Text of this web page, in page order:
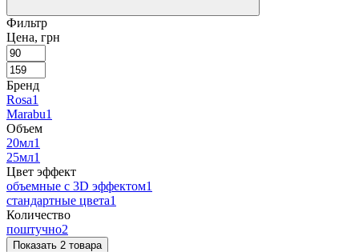
Фильтр
Цена, грн
Бренд
Rosa1
Marabu1
Объем
20мл1
25мл1
Цвет эффект
объемные с 3D эффектом1
стандартные цвета1
Количество
поштучно2
Показать 2 товара